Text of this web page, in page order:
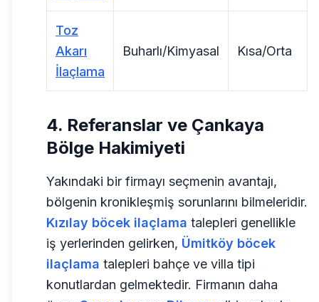
Toz
Akarı
İlaçlama
Buharlı/Kimyasal Kısa/Orta
4. Referanslar ve Çankaya
Bölge Hakimiyeti
Yakındaki bir firmayı seçmenin avantajı,
bölgenin kronikleşmiş sorunlarını bilmeleridir.
Kızılay böcek ilaçlama talepleri genellikle
iş yerlerinden gelirken, Ümitköy böcek
ilaçlama talepleri bahçe ve villa tipi
konutlardan gelmektedir. Firmanın daha